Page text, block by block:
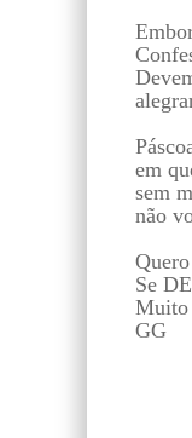
em
sem
não
Se
Muito
GG